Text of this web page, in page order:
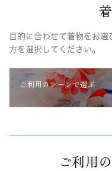
目的に合わせて着物をお
方を選択してください。
ご利用のシーンで選ぶ
ご利用